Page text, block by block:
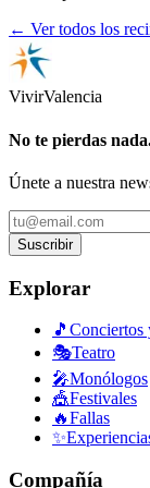
← Ver todos los
VivirValencia
No te pierdas
Únete a nuestra
Suscribir
Explorar
🎵 Conciertos
🎭Teatro
🎤Monólogos
🎪Festivales
🔥Fallas
✨
Compañía